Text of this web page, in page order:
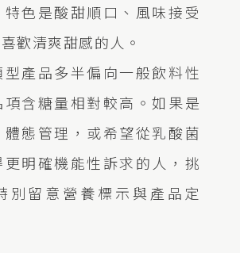
色是酸甜順口、風味接受
歡清爽甜感的人。
產品多半偏向一般飲料性
含糖量相對較高。如果是
態管理，或希望從乳酸菌
明確機能性訴求的人，挑
別留意營養標示與產品定